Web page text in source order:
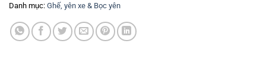
Danh mục: Ghế, yên xe & Bọc yên